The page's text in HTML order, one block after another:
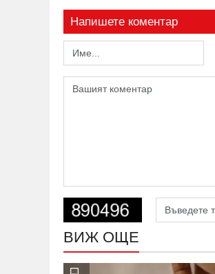
Напишете коментар
ВИЖ ОЩЕ